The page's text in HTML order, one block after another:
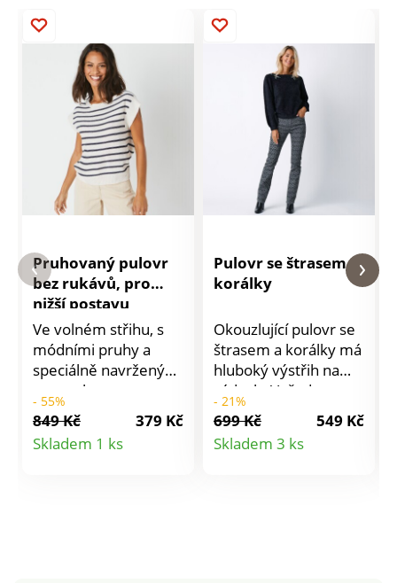
Pruhovaný pulovr
bez rukávů, pro
nižší postavu
Ve volném střihu, s
módními pruhy a
speciálně navržený
pro malou postavu.
Tento pulovr bez
rukávů nemá chybu.
Navržený pro ženy s
- 55%
849 Kč
379 Kč
Skladem 1 ks
Detail
Pulovr se štrasem a
korálky
Okouzlující pulovr se
štrasem a korálky má
hluboký výstřih na
zádech. Vpředu
kulatý výstřih. Vzadu
hluboký výstřih do
"V". Korálky a štras
- 21%
699 Kč
549 Kč
Skladem 3 ks
Detail